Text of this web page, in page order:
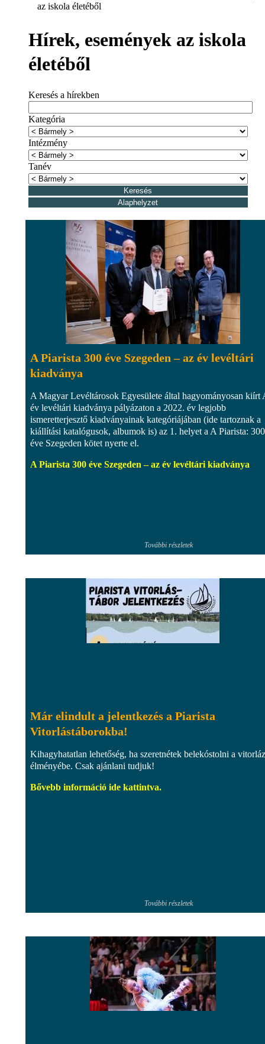
az iskola életéből
Hírek, események az iskola
életéből
Keresés a hírekben
Kategória
Intézmény
Tanév
A Piarista 300 éve Szegeden – az év levéltári
kiadványa
A Magyar Levéltárosok Egyesülete által hagyományosan kiírt
év levéltári kiadványa pályázaton a 2022. év legjobb
ismeretterjesztő kiadványainak kategóriájában (ide tartoznak a
kiállítási katalógusok, albumok is) az 1. helyet a A Piarista: 300
éve Szegeden kötet nyerte el.
A Piarista 300 éve Szegeden – az év levéltári kiadványa
További részletek
Már elindult a jelentkezés a Piarista
Vitorlástáborokba!
Kihagyhatatlan lehetőség, ha szeretnétek belekóstolni a
élményébe. Csak ajánlani tudjuk!
Bővebb információ ide kattintva.
További részletek